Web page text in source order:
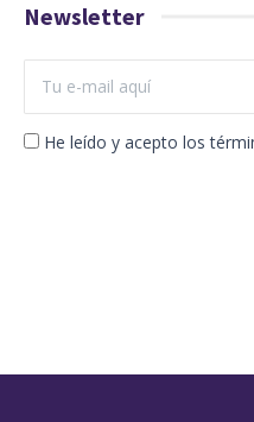
Newsletter
He leído y acepto los